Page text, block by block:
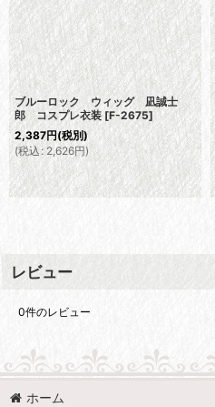
ブルーロック ウィッグ 凪誠士
郎 コスプレ衣装 [F-2675]
2,387円(税別)
(税込 : 2,626円)
レビュー
0件のレビュー
ホーム